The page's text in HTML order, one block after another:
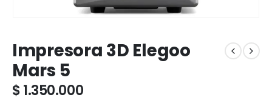
Impresora 3D Elegoo
Mars 5
$1.350.000